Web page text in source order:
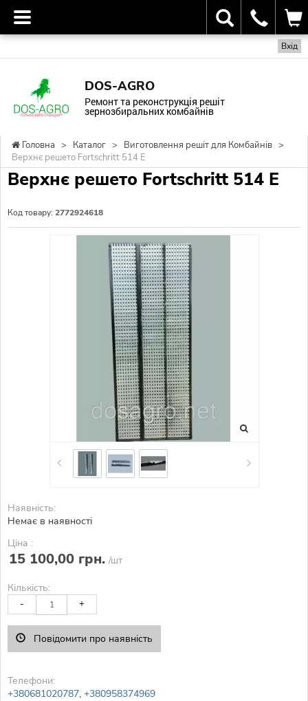
Вхід
DOS-AGRO
Ремонт та реконструкція решіт
зернозбиральних комбайнів
Головна > Каталог > Виготовлення решіт для Комбайнів >
Верхнє решето Fortschritt 514 Е
Верхнє решето Fortschritt 514 Е
Код товару: 2772924618
Наявність:
Немає в наявності
Ціна :
15 100,00 грн. /шт
Кількість:
- +
Повідомити про наявність
Телефони:
+380681020787, +380958374969